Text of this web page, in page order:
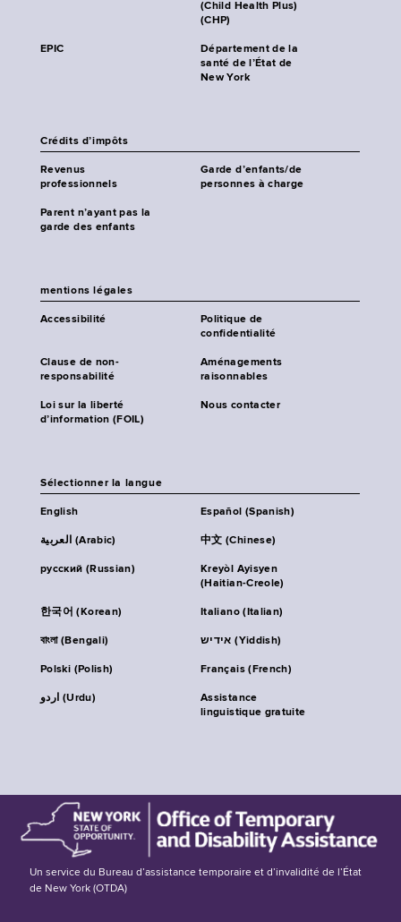
(Child Health Plus)
(CHP)
EPIC
Département de la
santé de l’État de
New York
Crédits d’impôts
Revenus
professionnels
Garde d’enfants/de
personnes à charge
Parent n’ayant pas la
garde des enfants
mentions légales
Accessibilité
Politique de
confidentialité
Clause de non-
responsabilité
Aménagements
raisonnables
Loi sur la liberté
d’information (FOIL)
Nous contacter
Sélectionner la langue
English Español (Spanish)
العربية (Arabic) 中文 (Chinese)
русский (Russian)
Kreyòl Ayisyen
(Haitian-Creole)
한국어 (Korean) Italiano (Italian)
বাংলা (Bengali) אידיש (Yiddish)
Polski (Polish) Français (French)
اردو (Urdu)
Assistance
linguistique gratuite
Un service du Bureau d’assistance temporaire et d’invalidité de l’État
de New York (OTDA)